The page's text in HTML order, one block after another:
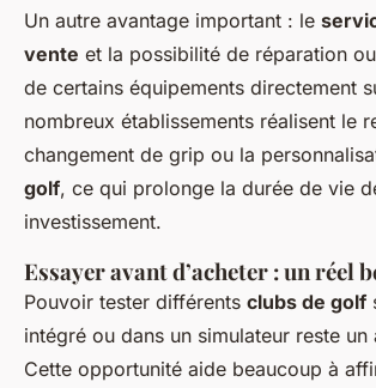
Un autre avantage important : le
vente et la possibilité de réparation ou
de certains équipements directement
nombreux établissements réalisent le
changement de grip ou la
golf, ce qui prolonge la durée de vie
investissement.
Essayer avant d’acheter : un réel
Pouvoir tester différents clubs de golf
intégré ou dans un simulateur reste
Cette opportunité aide beaucoup à